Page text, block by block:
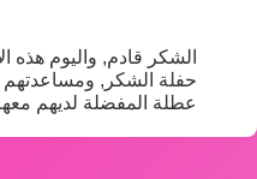
الشكر قادم, واليوم هذه
حفلة الشكر, ومساعدتهم
عطلة المفضلة لديهم